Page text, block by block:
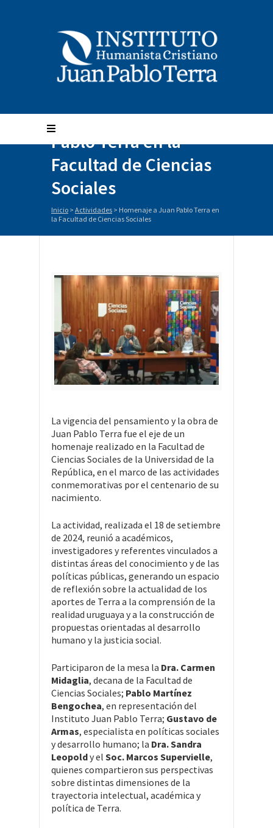
Homenaje a Juan
Pablo Terra en la
Facultad de Ciencias
Sociales
Inicio > Actividades > Homenaje a Juan Pablo Terra en
la Facultad de Ciencias Sociales
La vigencia del pensamiento y la obra de
Juan Pablo Terra fue el eje de un
homenaje realizado en la Facultad de
Ciencias Sociales de la Universidad de la
República, en el marco de las actividades
conmemorativas por el centenario de su
nacimiento.
La actividad, realizada el 18 de setiembre
de 2024, reunió a académicos,
investigadores y referentes vinculados a
distintas áreas del conocimiento y de las
políticas públicas, generando un espacio
de reflexión sobre la actualidad de los
aportes de Terra a la comprensión de la
realidad uruguaya y a la construcción de
propuestas orientadas al desarrollo
humano y la justicia social.
Participaron de la mesa la Dra. Carmen
Midaglia, decana de la Facultad de
Ciencias Sociales; Pablo Martínez
Bengochea, en representación del
Instituto Juan Pablo Terra; Gustavo de
Armas, especialista en políticas sociales
y desarrollo humano; la Dra. Sandra
Leopoldy el Soc. Marcos Supervielle,
quienes compartieron sus perspectivas
sobre distintas dimensiones de la
trayectoria intelectual, académica y
política de Terra.